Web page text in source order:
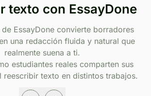
texto con EssayDone
EssayDone convierte borradores
una redacción fluida y natural que
realmente suena a ti.
estudiantes reales comparten sus
reescribir texto en distintos trabajos.